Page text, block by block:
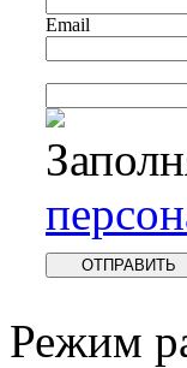
Email
Режим